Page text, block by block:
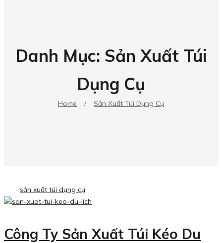
Danh Mục: Sản Xuất Túi
Dụng Cụ
Home / Sản Xuất Túi Dụng Cụ
sản xuất túi dụng cụ
Công Ty Sản Xuất Túi Kéo Du